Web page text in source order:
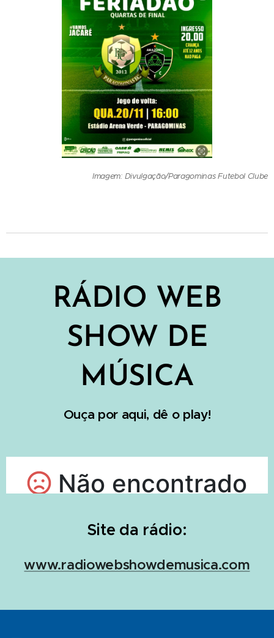
Imagem: Divulgação/Paragominas Futebol Clube
RÁDIO WEB
SHOW DE
MÚSICA
Ouça por aqui, dê o play!
Site da rádio:
www.radiowebshowdemusica.com